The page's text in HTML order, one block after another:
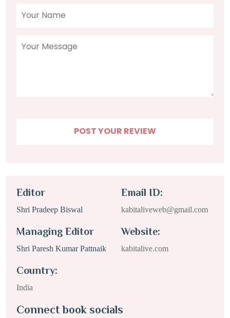
Editor
Shri Pradeep Biswal
Email ID:
kabitaliveweb@gmail.com
Managing Editor
Shri Paresh Kumar Pattnaik
Website:
kabitalive.com
Country:
India
Connect book socials